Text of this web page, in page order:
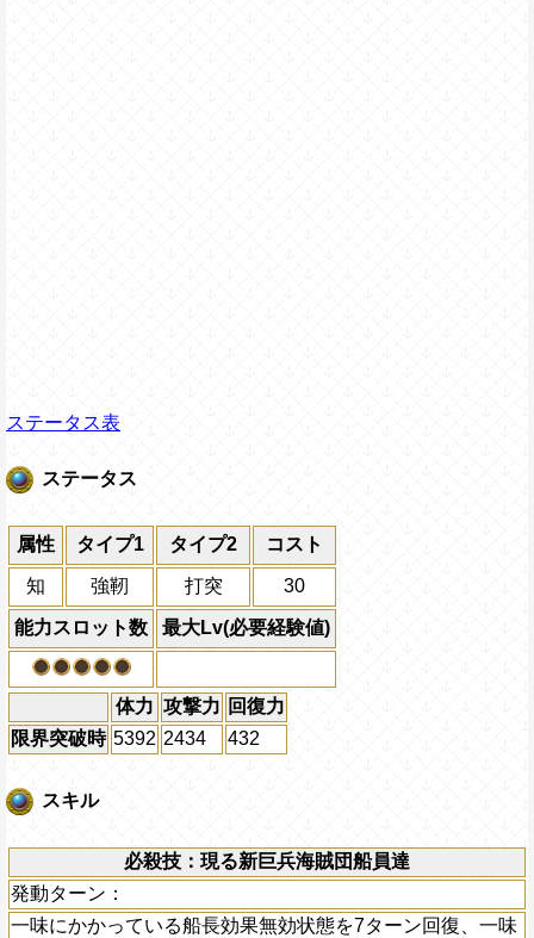
ステータス表
ステータス
属性 タイプ1 タイプ2 コスト
知 強靭 打突 30
能力スロット数 最大Lv(必要経験値)
体力 攻撃力 回復力
限界突破時 5392 2434 432
スキル
必殺技：現る新巨兵海賊団船員達
発動ターン：
一味にかかっている船長効果無効状態を7ターン回復、一味